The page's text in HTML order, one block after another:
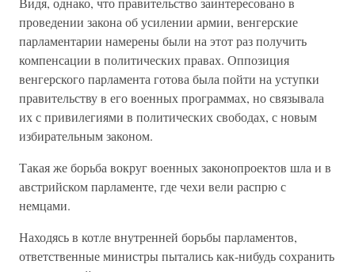
проведении закона об усилении армии, венгерские
парламентарии намерены были на этот раз получить
компенсации в политических правах. Оппозиция
венгерского парламента готова была пойти на уступки
правительству в его военных программах, но связывала
их с привилегиями в политических свободах, с новым
избирательным законом.
Такая же борьба вокруг военных законопроектов шла и в
австрийском парламенте, где чехи вели распрю с
немцами.
Находясь в котле внутренней борьбы парламентов,
ответственные министры пытались как-нибудь сохранить